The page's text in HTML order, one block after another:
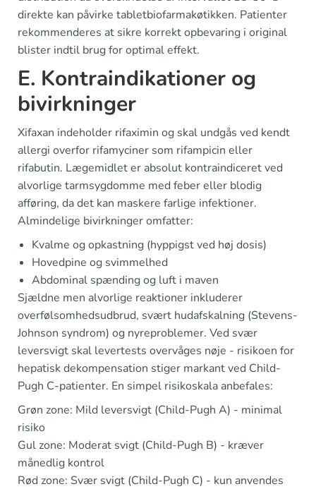
direkte kan påvirke tabletbiofarmakøtikken. Patienter
rekommenderes at sikre korrekt opbevaring i original
blister indtil brug for optimal effekt.
E. Kontraindikationer og
bivirkninger
Xifaxan indeholder rifaximin og skal undgås ved kendt
allergi overfor rifamyciner som rifampicin eller
rifabutin. Lægemidlet er absolut kontraindiceret ved
alvorlige tarmsygdomme med feber eller blodig
afføring, da det kan maskere farlige infektioner.
Almindelige bivirkninger omfatter:
Kvalme og opkastning (hyppigst ved høj dosis)
Hovedpine og svimmelhed
Abdominal spænding og luft i maven
Sjældne men alvorlige reaktioner inkluderer
overfølsomhedsudbrud, svært hudafskalning (Stevens-
Johnson syndrom) og nyreproblemer. Ved svær
leversvigt skal levertests overvåges nøje - risikoen for
hepatisk dekompensation stiger markant ved Child-
Pugh C-patienter. En simpel risikoskala anbefales:
Grøn zone: Mild leversvigt (Child-Pugh A) - minimal
risiko
Gul zone: Moderat svigt (Child-Pugh B) - kræver
månedlig kontrol
Rød zone: Svær svigt (Child-Pugh C) - kun anvendes